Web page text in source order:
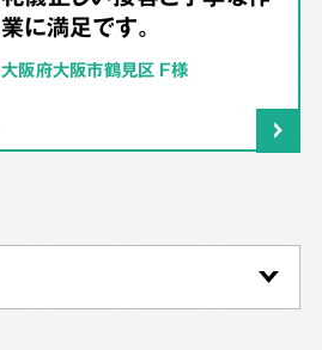
業に満足です。
大阪府大阪市鶴見区 F様